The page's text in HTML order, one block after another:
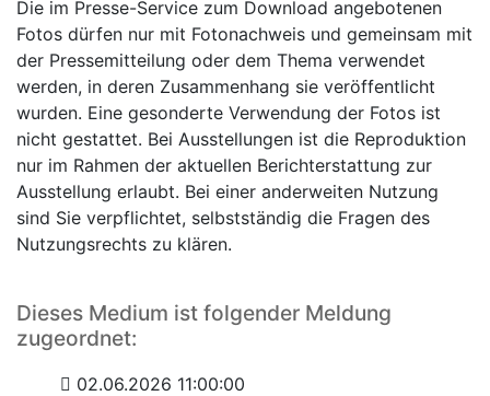
Die im Presse-Service zum Download angebotenen
Fotos dürfen nur mit Fotonachweis und gemeinsam mit
der Pressemitteilung oder dem Thema verwendet
werden, in deren Zusammenhang sie veröffentlicht
wurden. Eine gesonderte Verwendung der Fotos ist
nicht gestattet. Bei Ausstellungen ist die Reproduktion
nur im Rahmen der aktuellen Berichterstattung zur
Ausstellung erlaubt. Bei einer anderweiten Nutzung
sind Sie verpflichtet, selbstständig die Fragen des
Nutzungsrechts zu klären.
Dieses Medium ist folgender Meldung
zugeordnet:
02.06.2026 11:00:00